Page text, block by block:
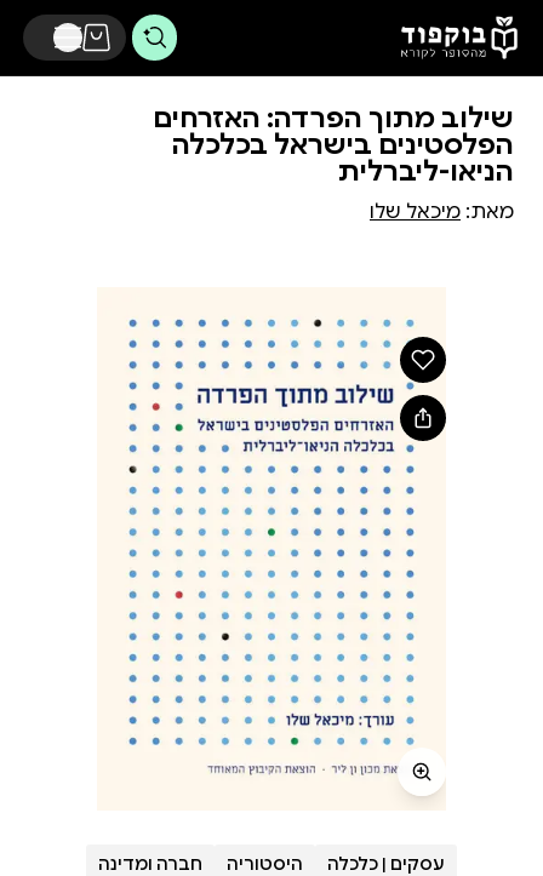
דלג לתוכן הראשי
שילוב מתוך הפרדה: האזרחים
הפלסטינים בישראל בכלכלה
הניאו-ליברלית
מאת: מיכאל שלו
עסקים | כלכלה היסטוריה
חברה ומדינה